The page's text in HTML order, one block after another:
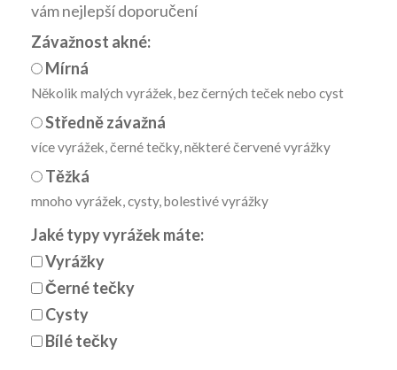
vám nejlepší doporučení
Závažnost akné:
Mírná
Několik malých vyrážek, bez černých teček nebo cyst
Středně závažná
více vyrážek, černé tečky, některé červené vyrážky
Těžká
mnoho vyrážek, cysty, bolestivé vyrážky
Jaké typy vyrážek máte:
Vyrážky
Černé tečky
Cysty
Bílé tečky